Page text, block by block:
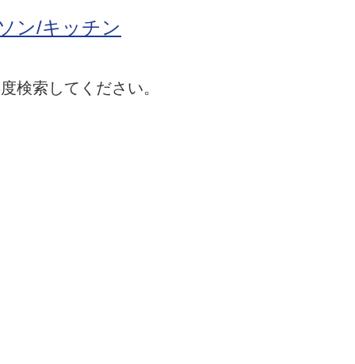
ン/キッチン
検索してください。